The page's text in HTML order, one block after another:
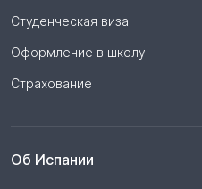
Студенческая виза
Оформление в школу
Страхование
Об Испании